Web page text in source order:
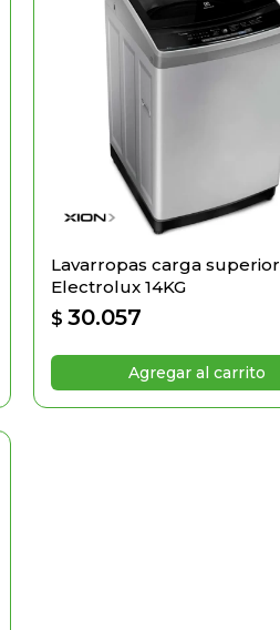
Lavarropas carga superior
Electrolux 14KG
$ 30.057